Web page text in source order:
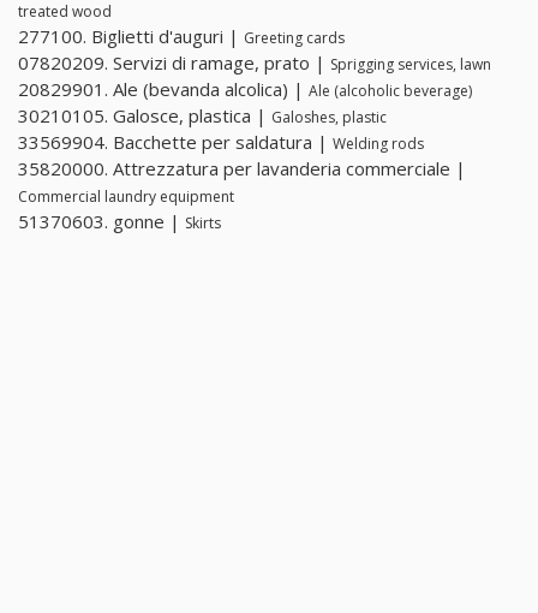
treated wood
277100. Biglietti d'auguri | Greeting cards
07820209. Servizi di ramage, prato | Sprigging services, lawn
20829901. Ale (bevanda alcolica) | Ale (alcoholic beverage)
30210105. Galosce, plastica | Galoshes, plastic
33569904. Bacchette per saldatura | Welding rods
35820000. Attrezzatura per lavanderia commerciale |
Commercial laundry equipment
51370603. gonne | Skirts